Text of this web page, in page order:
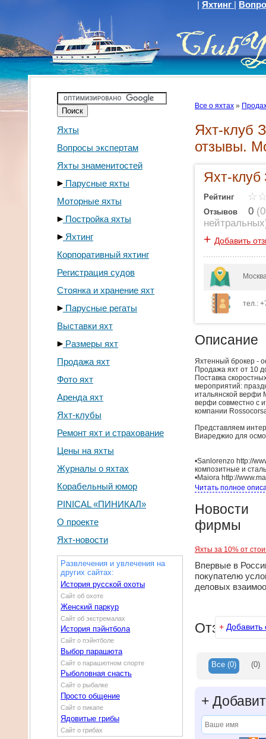
Яхтинг
Яхты
Вопросы экспертам
Яхты знаменитостей
Парусные яхты
Моторные яхты
Постройка яхты
Яхтинг
Корпоративный яхтинг
Регистрация судов
Стоянка и хранение яхт
Парусные регаты
Выставки яхт
Размеры яхт
Продажа яхт
Фото яхт
Аренда яхт
Яхт-клубы
Ремонт яхт и страхование
Цены на яхты
Журналы о яхтах
Корабельный юмор
PINICAL «ПИНИКАЛ»
О проекте
Яхт-новости
Развлечения и увлечения на
других сайтах:
История русской охоты
Сайт об охоте
Женский паркур
Сайт об экстремалах
История пэйнтбола
Сайт о пэйнтболе
Выбор парашюта
Сайт о парашютном спорте
Рыболовная снасть
Сайт о рыбалке
Просто общение
Сайт о пикапе
Ядовитые грибы
Сайт о грибах
Все о яхтах »
Яхт-клуб
отзывы.
Яхт-клуб
Рейтинг
Отзывов
0 (
нейтральных
+ Добавить
тел.:
Описание
Яхтенный брокер -
Продажа яхт от 10
Поставка
мероприятий:
итальянской верфи
верфи совместно с
компании
Представляем
Виареджио для
•Sanlorenzo http://
композитные и
•Maiora http://
•AB Yacht http://
•CBi NAVI http://
•Falcon http://
метров
•Uniesse Marine
от12 до 23 метров
Читать полное
Новости
фирмы
Яхты за 10% от
Впервые в
покупателю
деловых
Отзывы
+ Добавить
Все (0) (0)
+